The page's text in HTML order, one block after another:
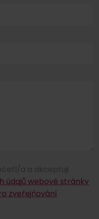
a a akceptuji
údajů webové stránky
zveřejňování